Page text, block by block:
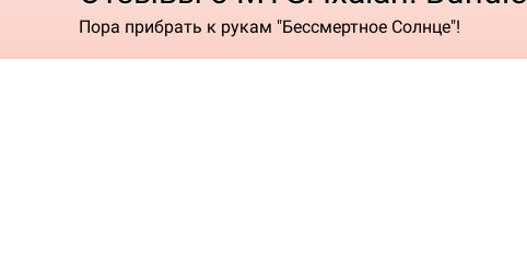
Пора прибрать к рукам "Бессмертное Солнце"!